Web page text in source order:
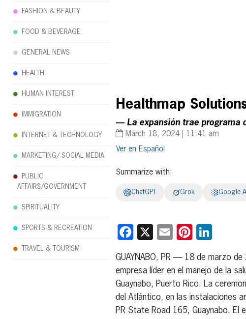
Healthmap
— La expansión trae programa
March 18, 2024 | 11:41 am
Español
Summarize with:
ChatGPT Grok Google
Facebook
X EmailPinterest
GUAYNABO, PR — 18 de marzo
empresa líder en el manejo de la
Guaynabo, Puerto Rico. La
del Atlántico, en las instalaciones
PR State Road 165, Guaynabo.
FASHION & BEAUTY
FOOD & BEVERAGE
GENERAL NEWS
HEALTH
HUMAN INTEREST
IMMIGRATION
INTERNET & TECHNOLOGY
MARKETING/ SOCIAL MEDIA
PUBLIC
AFFAIRS/GOVERNMENT
SPIRITUALITY
SPORTS & RECREATION
TRAVEL & TOURISM